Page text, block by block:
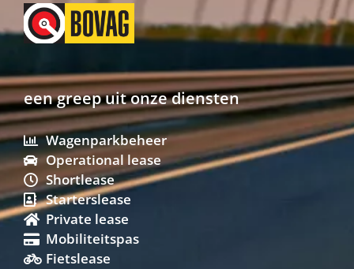
een greep uit onze diensten
Wagenparkbeheer
Operational lease
Shortlease
Starterslease
Private lease
Mobiliteitspas
Fietslease